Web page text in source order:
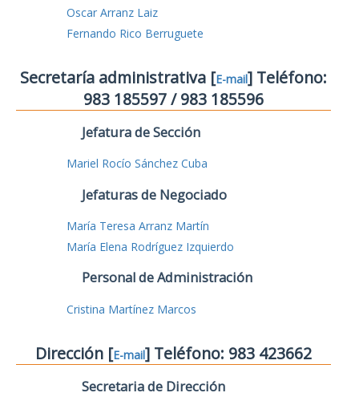
Oscar Arranz Laiz
Fernando Rico Berruguete
Secretaría administrativa [E-mail] Teléfono:
983 185597 / 983 185596
Jefatura de Sección
Mariel Rocío Sánchez Cuba
Jefaturas de Negociado
María Teresa Arranz Martín
María Elena Rodríguez Izquierdo
Personal de Administración
Cristina Martínez Marcos
Dirección [E-mail] Teléfono: 983 423662
Secretaria de Dirección